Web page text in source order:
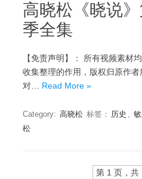
高晓松《晓说
季全集
【免责声明】： 所有视频素材
收集整理的作用，版权归原作
对… Read More »
Category: 高晓松 标签： 历史 ,
松
第 1 页，共